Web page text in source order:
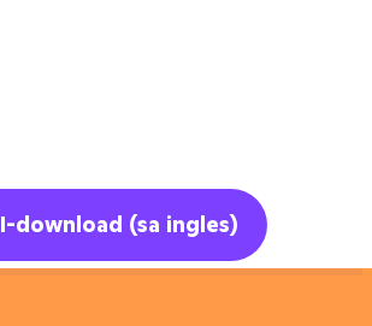
I-download (sa ingles)